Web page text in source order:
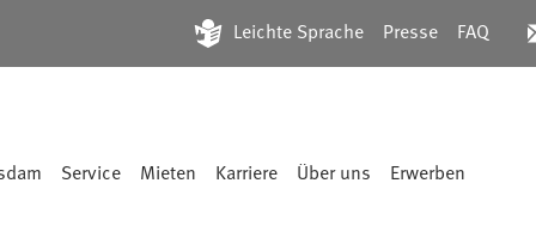
Leichte Sprache Presse FAQ
Service Mieten Karriere Über uns Erwerben